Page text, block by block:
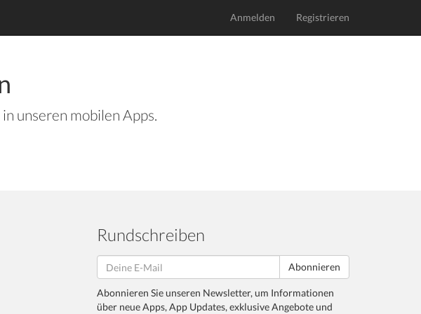
Anmelden Registrieren
unseren mobilen Apps.
Rundschreiben
Abonnieren
Abonnieren Sie unseren Newsletter, um Informationen
über neue Apps, App Updates, exklusive Angebote und